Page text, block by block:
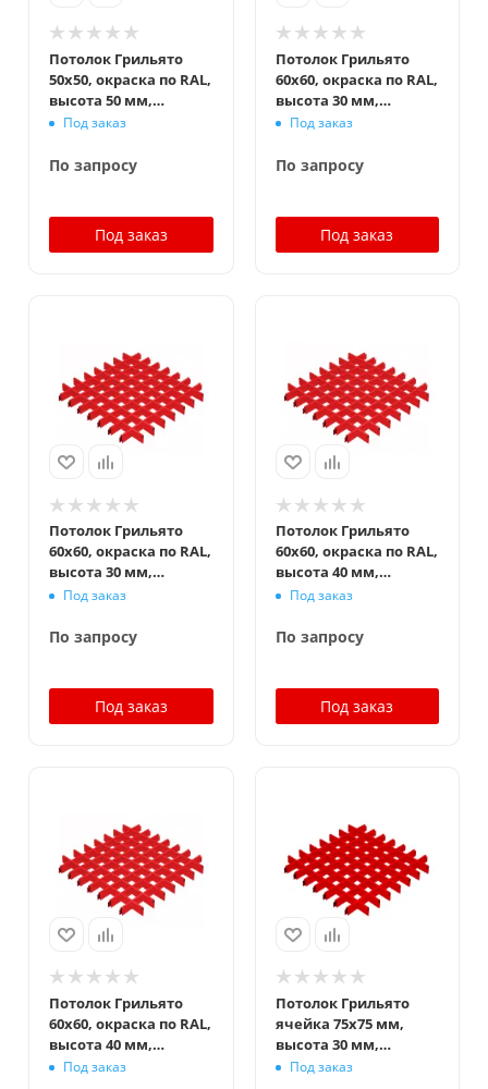
Потолок Грильято
50x50, окраска по RAL,
высота 50 мм,
ширина 10 мм
Под заказ
По запросу
Под заказ
Потолок Грильято
60x60, окраска по RAL,
высота 30 мм,
ширина 5 мм
Под заказ
По запросу
Под заказ
Потолок Грильято
60x60, окраска по RAL,
высота 30 мм,
ширина 10 мм
Под заказ
По запросу
Под заказ
Потолок Грильято
60x60, окраска по RAL,
высота 40 мм,
ширина 10 мм
Под заказ
По запросу
Под заказ
Потолок Грильято
60x60, окраска по RAL,
высота 40 мм,
ширина 10 мм
Под заказ
Потолок Грильято
ячейка 75x75 мм,
высота 30 мм,
ширина 5 мм,
Под заказ